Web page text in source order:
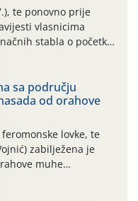
te ponovno prije
vlasnicima
stabla o početku
suzbijanja
Već dvanaest dana
koji naročito
jer najviše
sa području
od orahove
lovke, te
zabilježena je
muhe
može se objasniti
s vrlo malim